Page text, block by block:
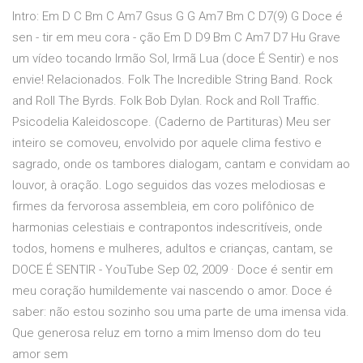
Intro: Em D C Bm C Am7 Gsus G G Am7 Bm C D7(9) G Doce é
sen - tir em meu cora - ção Em D D9 Bm C Am7 D7 Hu Grave
um vídeo tocando Irmão Sol, Irmã Lua (doce É Sentir) e nos
envie! Relacionados. Folk The Incredible String Band. Rock
and Roll The Byrds. Folk Bob Dylan. Rock and Roll Traffic.
Psicodelia Kaleidoscope. (Caderno de Partituras) Meu ser
inteiro se comoveu, envolvido por aquele clima festivo e
sagrado, onde os tambores dialogam, cantam e convidam ao
louvor, à oração. Logo seguidos das vozes melodiosas e
firmes da fervorosa assembleia, em coro polifônico de
harmonias celestiais e contrapontos indescritíveis, onde
todos, homens e mulheres, adultos e crianças, cantam, se
DOCE É SENTIR - YouTube Sep 02, 2009 · Doce é sentir em
meu coração humildemente vai nascendo o amor. Doce é
saber: não estou sozinho sou uma parte de uma imensa vida.
Que generosa reluz em torno a mim Imenso dom do teu
amor sem